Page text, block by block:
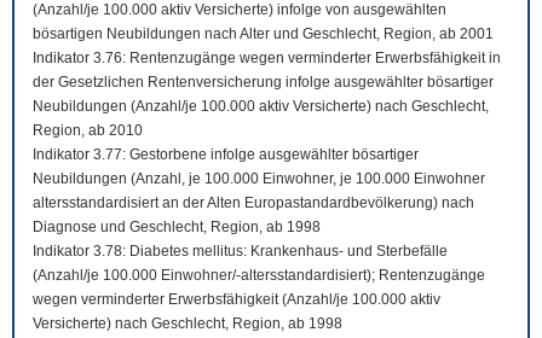
(Anzahl/je 100.000 aktiv Versicherte) infolge von ausgewählten
bösartigen Neubildungen nach Alter und Geschlecht, Region, ab 2001
Indikator 3.76: Rentenzugänge wegen verminderter Erwerbsfähigkeit in
der Gesetzlichen Rentenversicherung infolge ausgewählter bösartiger
Neubildungen (Anzahl/je 100.000 aktiv Versicherte) nach Geschlecht,
Region, ab 2010
Indikator 3.77: Gestorbene infolge ausgewählter bösartiger
Neubildungen (Anzahl, je 100.000 Einwohner, je 100.000 Einwohner
altersstandardisiert an der Alten Europastandardbevölkerung) nach
Diagnose und Geschlecht, Region, ab 1998
Indikator 3.78: Diabetes mellitus: Krankenhaus- und Sterbefälle
(Anzahl/je 100.000 Einwohner/-altersstandardisiert); Rentenzugänge
wegen verminderter Erwerbsfähigkeit (Anzahl/je 100.000 aktiv
Versicherte) nach Geschlecht, Region, ab 1998